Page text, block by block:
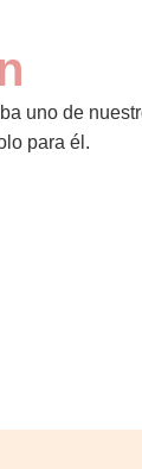
uno de
para él.